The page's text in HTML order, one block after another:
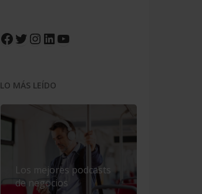
Facebook
Twitter
Instagram
LinkedIn
YouTube
LO MÁS LEÍDO
Los mejores podcasts
de negocios